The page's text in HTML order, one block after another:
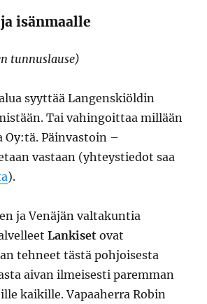
isänmaalle
tunnuslause)
syyttää Langenskiöldin
Tai vahingoittaa millään
Oy:tä. Päinvastoin –
vastaan (yhteystiedot saa
).
ja Venäjän valtakuntia
Lankiset ovat
tehneet tästä pohjoisesta
aivan ilmeisesti paremman
kaikille. Vapaaherra Robin